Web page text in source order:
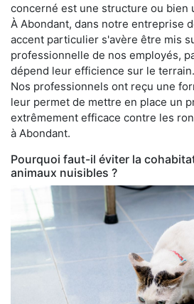
concerné est une structure ou bien
À Abondant, dans notre entreprise
accent particulier s'avère être mis
professionnelle de nos employés,
dépend leur efficience sur le terrain.
Nos professionnels ont reçu une
leur permet de mettre en place un
extrêmement efficace contre les
à Abondant.
Pourquoi faut-il éviter la
animaux nuisibles ?